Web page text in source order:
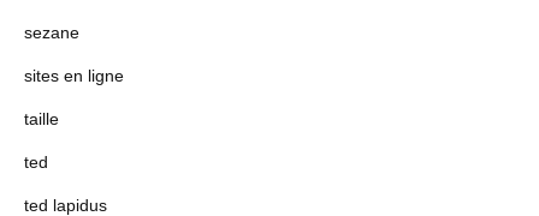
sezane
sites en ligne
taille
ted
ted lapidus